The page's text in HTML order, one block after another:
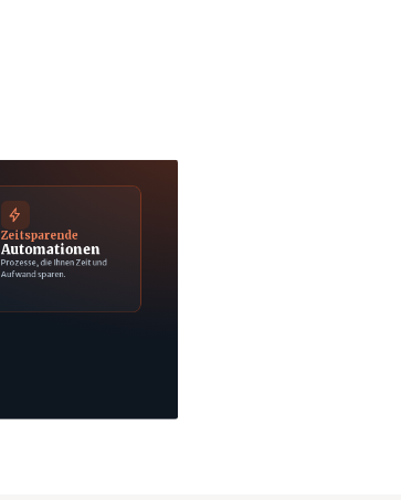
Zeitsparende
Automationen
Prozesse, die Ihnen Zeit und
Aufwand sparen.